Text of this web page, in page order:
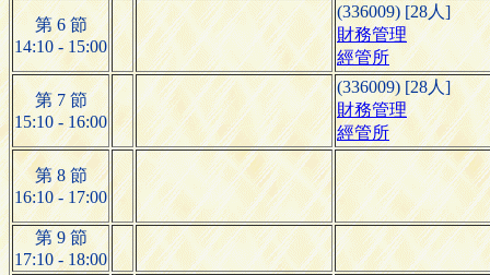
第 6 節
14:10 - 15:00
(336009) [28人]
財務管理
經管所
第 7 節
15:10 - 16:00
(336009) [28人]
財務管理
經管所
第 8 節
16:10 - 17:00
第 9 節
17:10 - 18:00